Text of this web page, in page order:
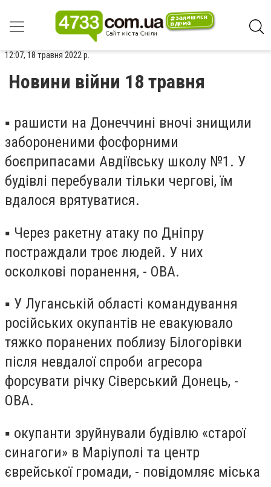
12:07, 18 травня 2022 р.
Новини війни 18 травня
▪️ рашисти на Донеччині вночі знищили
забороненими фосфорними
боєприпасами Авдіївську школу №1. У
будівлі перебували тільки чергові, їм
вдалося врятуватися.
▪️ Через ракетну атаку по Дніпру
постраждали троє людей. У них
осколкові поранення, - ОВА.
▪️ У Луганській області командування
російських окупантів не евакуювало
тяжко поранених поблизу Білогорівки
після невдалої спроби агресора
форсувати річку Сіверський Донець, -
ОВА.
▪️ окупанти зруйнували будівлю «старої
синагоги» в Маріуполі та центр
єврейської громади, - повідомляє міська